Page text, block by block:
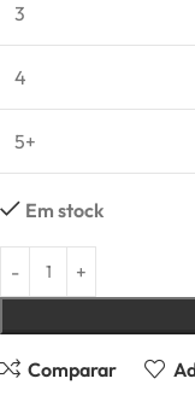
3
4
5+
Em stock
Comparar